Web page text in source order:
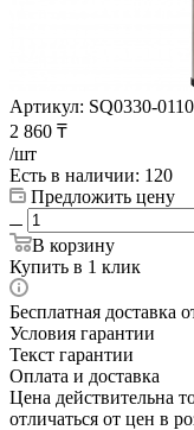
Артикул: SQ0330-0110
2 860 ₸
/шт
Есть в наличии: 120
Предложить цену
В корзину
Купить в 1 клик
Бесплатная доставка
Условия гарантии
Текст гарантии
Оплата и доставка
Цена действительна
отличаться от цен в